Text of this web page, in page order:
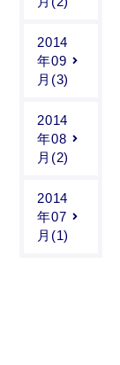
2014
年09
月(3)
2014
年08
月(2)
2014
年07
月(1)